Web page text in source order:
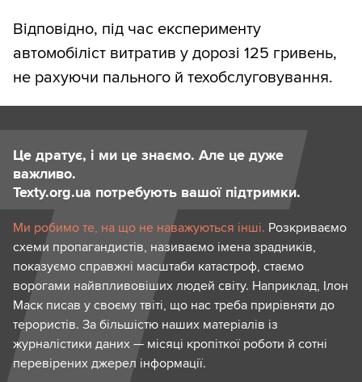
Відповідно, під час експерименту
автомобіліст витратив у дорозі 125 гривень,
не рахуючи пального й техобслуговування.
Це дратує, і ми це знаємо. Але це дуже
важливо.
Texty.org.ua потребують вашої підтримки.
Ми робимо те, на що не наважуються інші. Розкриваємо
схеми пропагандистів, називаємо імена зрадників,
показуємо справжні масштаби катастроф, стаємо
ворогами найвпливовіших людей світу. Наприклад, Ілон
Маск писав у своєму твіті, що нас треба прирівняти до
терористів. За більшістю наших матеріалів із
журналістики даних — місяці кропіткої роботи й сотні
перевірених джерел інформації.